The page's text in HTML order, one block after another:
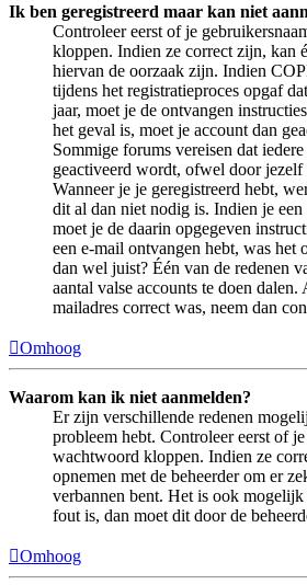
Ik ben geregistreerd maar kan niet
Controleer eerst of je
kloppen. Indien ze correct zijn, kan
hiervan de oorzaak zijn. Indien
tijdens het registratieproces opgaf
jaar, moet je de ontvangen
het geval is, moet je account dan
Sommige forums vereisen dat
geactiveerd wordt, ofwel door jezelf
Wanneer je je geregistreerd hebt,
dit al dan niet nodig is. Indien je
moet je de daarin opgegeven
een e-mail ontvangen hebt, was het
dan wel juist? Één van de redenen
aantal valse accounts te doen
mailadres correct was, neem dan
Omhoog
Waarom kan ik niet aanmelden?
Er zijn verschillende redenen
probleem hebt. Controleer eerst of
wachtwoord kloppen. Indien ze
opnemen met de beheerder om er
verbannen bent. Het is ook
fout is, dan moet dit door de
Omhoog